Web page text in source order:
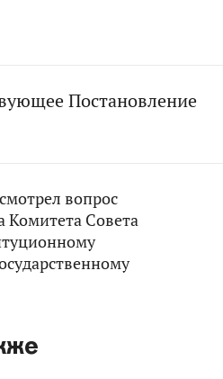
Постановление
вопрос
Комитета Совета